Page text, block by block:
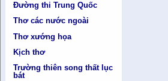
Đường thi Trung Quốc
Thơ các nước ngoài
Thơ xướng họa
Kịch thơ
Trường thiên song thất lục
bát